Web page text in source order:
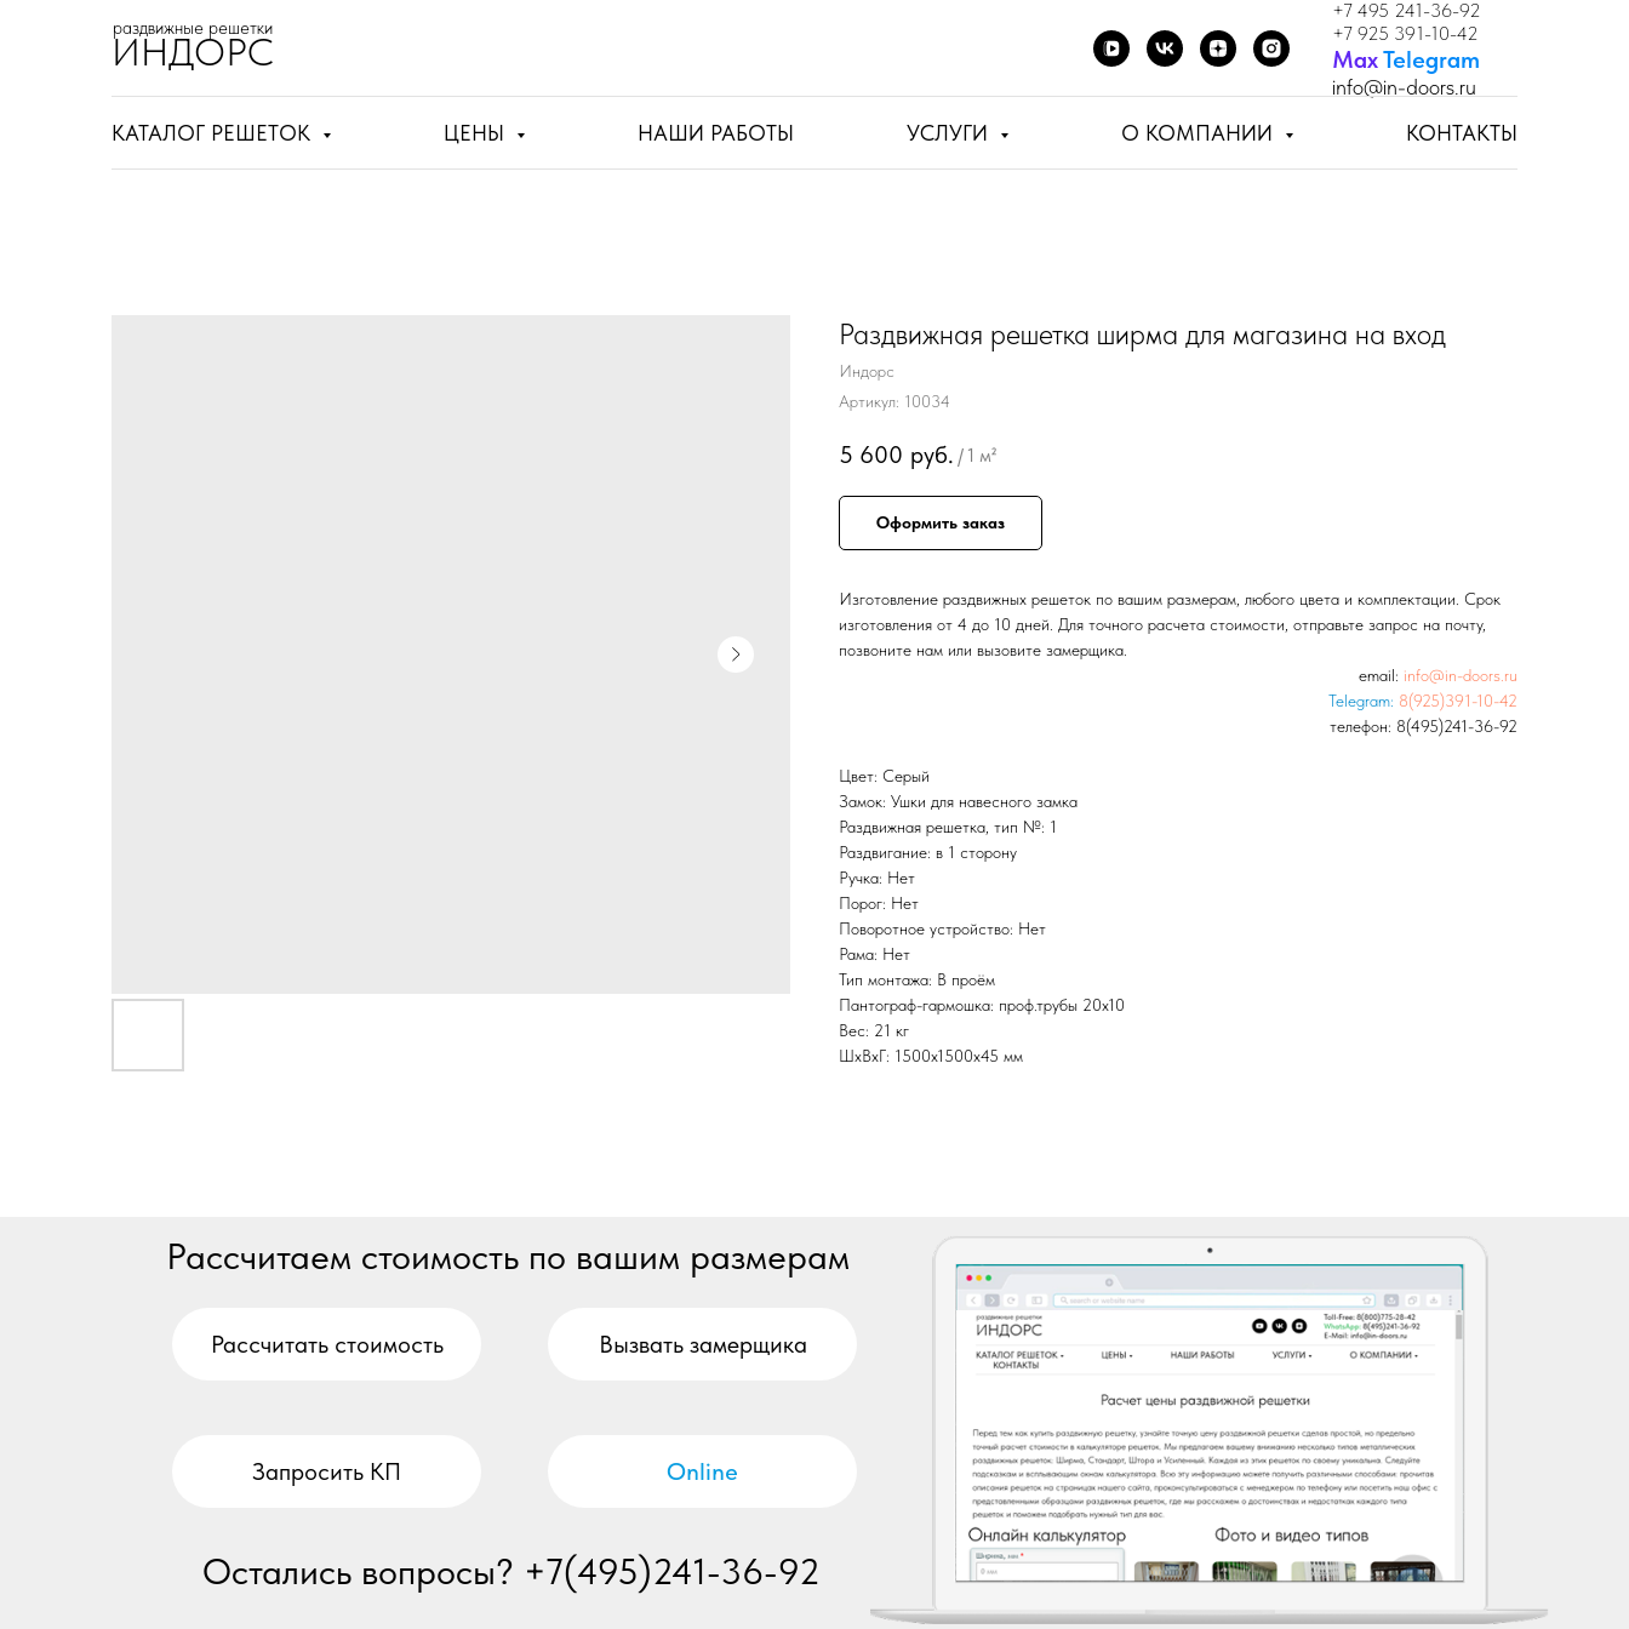
раздвижные решетки
ИНДОРС
+7 495 241-36-92
+7 925 391-10-42
МахTelegram
info@in-doors.ru
КАТАЛОГ РЕШЕТОК
ЦЕНЫ НАШИ РАБОТЫ УСЛУГИ О КОМПАНИИ КОНТАКТЫ
Раздвижная решетка ширма для магазина на вход
Индорс
Артикул: 10034
5 600 руб. / 1 м²
Оформить заказ
Изготовление раздвижных решеток по вашим размерам, любого цвета и комплектации. Срок
изготовления от 4 до 10 дней. Для точного расчета стоимости, отправьте запрос на почту,
позвоните нам или вызовите замерщика.
email: info@in-doors.ru
Telegram: 8(925)391-10-42
телефон: 8(495)241-36-92
Цвет: Серый
Замок: Ушки для навесного замка
Раздвижная решетка, тип №: 1
Раздвигание: в 1 сторону
Ручка: Нет
Порог: Нет
Поворотное устройство: Нет
Рама: Нет
Тип монтажа: В проём
Пантограф-гармошка: проф.трубы 20х10
Вес: 21 кг
ШxВxГ: 1500x1500x45 мм
Рассчитаем стоимость по вашим размерам
Рассчитать стоимость
Остались вопросы? +7(495)241-36-92
Вызвать замерщика
Запросить КП Online